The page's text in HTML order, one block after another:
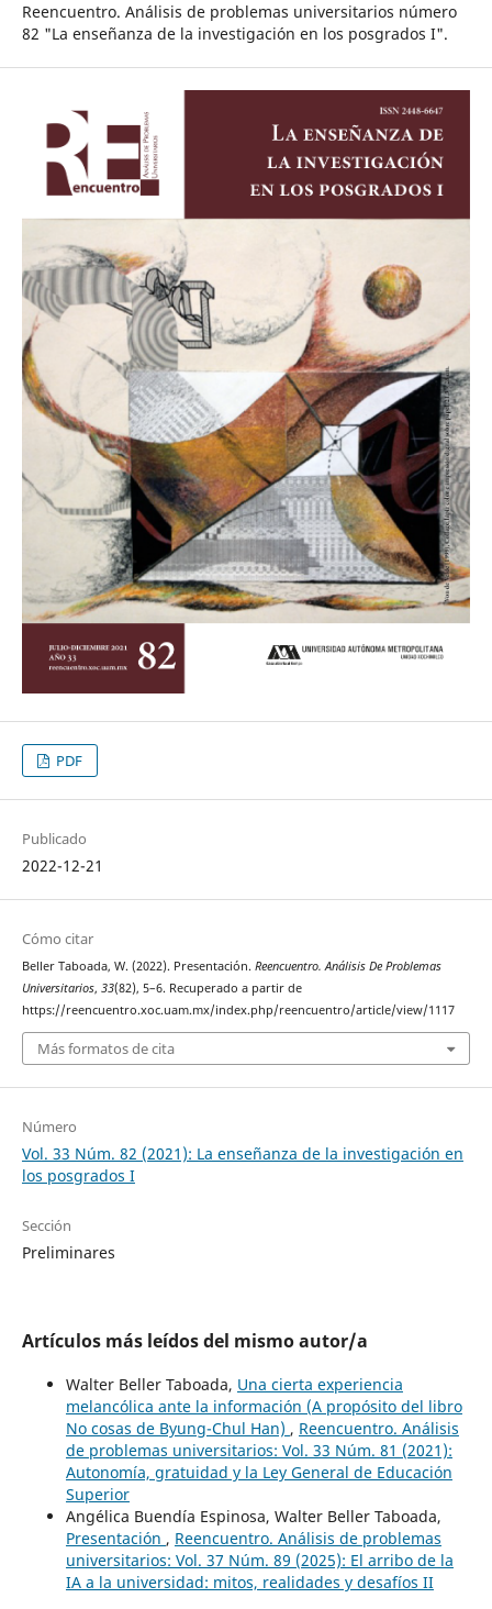
Reencuentro. Análisis de problemas universitarios número
82 "La enseñanza de la investigación en los posgrados I".
PDF
Publicado
2022-12-21
Cómo citar
Beller Taboada, W. (2022). Presentación. Reencuentro. Análisis De Problemas
Universitarios, 33(82), 5–6. Recuperado a partir de
https://reencuentro.xoc.uam.mx/index.php/reencuentro/article/view/1117
Más formatos de cita
Número
Vol. 33 Núm. 82 (2021): La enseñanza de la investigación en
los posgrados I
Sección
Preliminares
Artículos más leídos del mismo autor/a
Walter Beller Taboada, Una cierta experiencia
melancólica ante la información (A propósito del libro
No cosas de Byung-Chul Han) , Reencuentro. Análisis
de problemas universitarios: Vol. 33 Núm. 81 (2021):
Autonomía, gratuidad y la Ley General de Educación
Superior
Angélica Buendía Espinosa, Walter Beller Taboada,
Presentación , Reencuentro. Análisis de problemas
universitarios: Vol. 37 Núm. 89 (2025): El arribo de la
IA a la universidad: mitos, realidades y desafíos II